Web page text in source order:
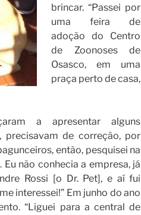
brincar. “Passei por
uma feira de
adoção do Centro
de Zoonoses de
Osasco, em uma
praça perto de casa,
a apresentar alguns
precisavam de correção, por
então, pesquisei na
não conhecia a empresa, já
Rossi [o Dr. Pet], e aí fui
interessei!” Em junho do ano
“Liguei para a central de